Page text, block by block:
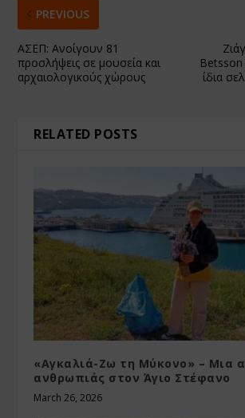
PREVIOUS
ΑΣΕΠ: Ανοίγουν 81
προσλήψεις σε μουσεία και
αρχαιολογικούς χώρους
Betsson
ίδια
RELATED POSTS
«Αγκαλιά-Ζω τη Μύκονο» – Μια
ανθρωπιάς στον Άγιο Στέφανο
March 26, 2026